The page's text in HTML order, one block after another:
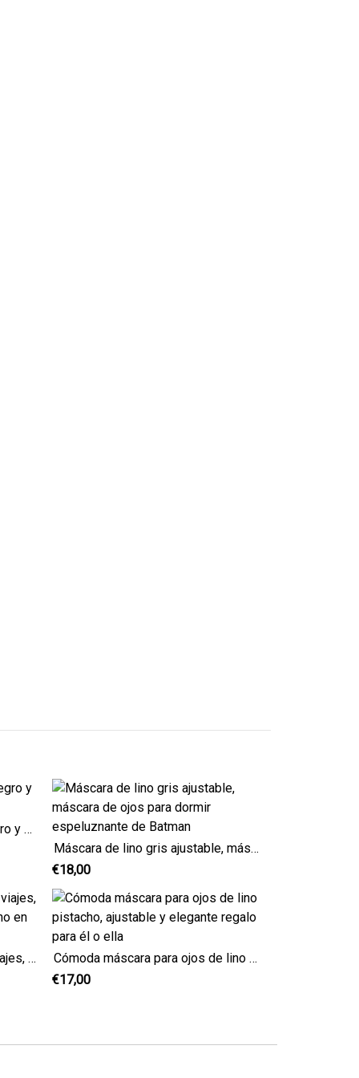
Antifaz para dormir de lino negro y verde
Máscara de lino gris ajustable, máscara de ojos para dormir espeluznante de Batman
€18,00
Antifaz de lino burdeos para viajes, antifaz ajustable para dormir, lino en ambos lados
Cómoda máscara para ojos de lino pistacho, ajustable y elegante regalo para él o ella
€17,00